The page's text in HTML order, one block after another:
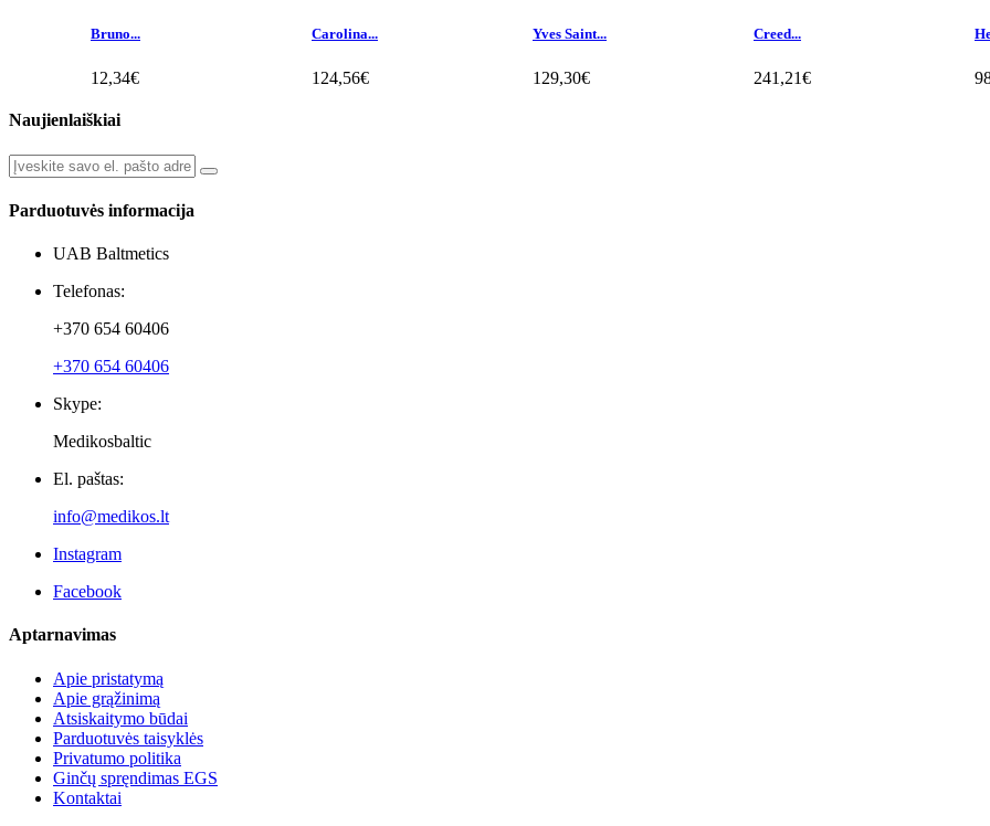
Bruno...
12,34€
Carolina...
124,56€
Yves Saint...
129,30€
Creed...
241,21€
Naujienlaiškiai
Parduotuvės informacija
UAB Baltmetics
Telefonas:
+370 654 60406
+370 654 60406
Skype:
Medikosbaltic
El. paštas:
info@medikos.lt
Instagram
Facebook
Aptarnavimas
Apie pristatymą
Apie grąžinimą
Atsiskaitymo būdai
Parduotuvės taisyklės
Privatumo politika
Ginčų spręndimas EGS
Kontaktai